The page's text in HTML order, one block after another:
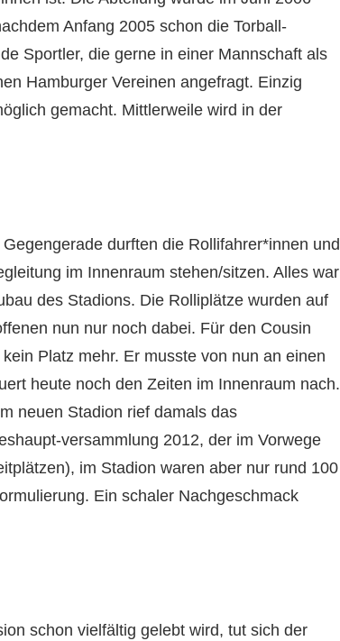
Anfang 2005 schon die Torball-
Sportler, die gerne in einer Mannschaft als
Hamburger Vereinen angefragt. Einzig
gemacht. Mittlerweile wird in der
durften die Rollifahrer*innen und
im Innenraum stehen/sitzen. Alles war
des Stadions. Die Rolliplätze wurden auf
nun nur noch dabei. Für den Cousin
Platz mehr. Er musste von nun an einen
heute noch den Zeiten im Innenraum nach.
neuen Stadion rief damals das
versammlung 2012, der im Vorwege
im Stadion waren aber nur rund 100
Ein schaler Nachgeschmack
schon vielfältig gelebt wird, tut sich der